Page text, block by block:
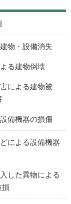
物・設備消失
る建物倒壊
による建物被
備機器の損傷
による設備機器
した異物による
損